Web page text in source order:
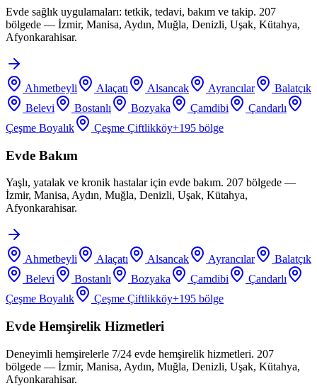
Evde sağlık uygulamaları: tetkik, tedavi, bakım ve takip. 207
bölgede — İzmir, Manisa, Aydın, Muğla, Denizli, Uşak, Kütahya,
Afyonkarahisar.
Ahmetbeyli Alaçatı Alsancak Ayrancılar
Balatçık
Belevi
Bostanlı Bozyaka Çamdibi
Çandarlı
Çeşme Boyalık
Çeşme Çiftlikköy+195 bölge
Evde Bakım
Yaşlı, yatalak ve kronik hastalar için evde bakım. 207 bölgede —
İzmir, Manisa, Aydın, Muğla, Denizli, Uşak, Kütahya,
Afyonkarahisar.
Ahmetbeyli Alaçatı Alsancak Ayrancılar
Balatçık
Belevi
Bostanlı Bozyaka Çamdibi
Çandarlı
Çeşme Boyalık
Çeşme Çiftlikköy+195 bölge
Evde Hemşirelik Hizmetleri
Deneyimli hemşirelerle 7/24 evde hemşirelik hizmetleri. 207
bölgede — İzmir, Manisa, Aydın, Muğla, Denizli, Uşak, Kütahya,
Afyonkarahisar.